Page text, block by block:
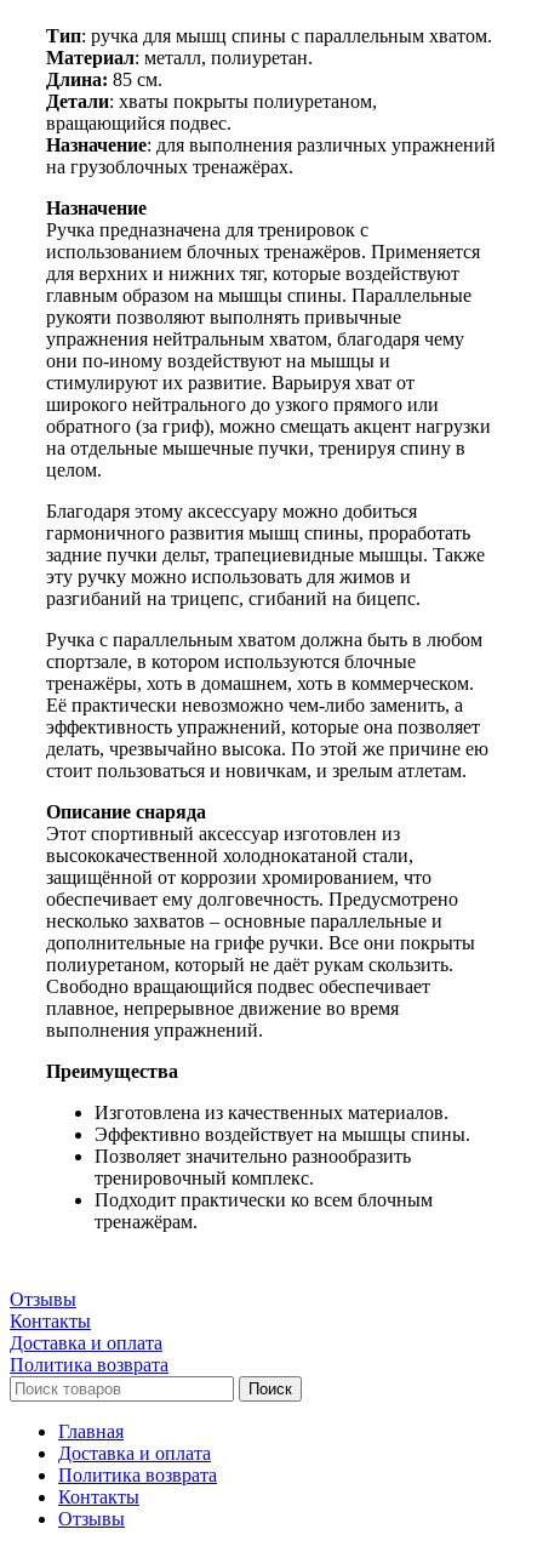
обрезиненная
Тип: ручка для мышц спины с параллельным хватом.
Материал: металл, полиуретан.
Длина: 85 см.
Детали: хваты покрыты полиуретаном,
вращающийся подвес.
Назначение: для выполнения различных упражнений
на грузоблочных тренажёрах.
Назначение
Ручка предназначена для тренировок с
использованием блочных тренажёров. Применяется
для верхних и нижних тяг, которые воздействуют
главным образом на мышцы спины. Параллельные
рукояти позволяют выполнять привычные
упражнения нейтральным хватом, благодаря чему
они по-иному воздействуют на мышцы и
стимулируют их развитие. Варьируя хват от
широкого нейтрального до узкого прямого или
обратного (за гриф), можно смещать акцент нагрузки
на отдельные мышечные пучки, тренируя спину в
целом.
Благодаря этому аксессуару можно добиться
гармоничного развития мышц спины, проработать
задние пучки дельт, трапециевидные мышцы. Также
эту ручку можно использовать для жимов и
разгибаний на трицепс, сгибаний на бицепс.
Ручка с параллельным хватом должна быть в любом
спортзале, в котором используются блочные
тренажёры, хоть в домашнем, хоть в коммерческом.
Её практически невозможно чем-либо заменить, а
эффективность упражнений, которые она позволяет
делать, чрезвычайно высока. По этой же причине ею
стоит пользоваться и новичкам, и зрелым атлетам.
Описание снаряда
Этот спортивный аксессуар изготовлен из
высококачественной холоднокатаной стали,
защищённой от коррозии хромированием, что
обеспечивает ему долговечность. Предусмотрено
несколько захватов – основные параллельные и
дополнительные на грифе ручки. Все они покрыты
полиуретаном, который не даёт рукам скользить.
Свободно вращающийся подвес обеспечивает
плавное, непрерывное движение во время
выполнения упражнений.
Преимущества
Изготовлена из качественных материалов.
Эффективно воздействует на мышцы спины.
Позволяет значительно разнообразить
тренировочный комплекс.
Подходит практически ко всем блочным
тренажёрам.
Отзывы
Контакты
Доставка и оплата
Политика возврата
Поиск
Главная
Доставка и оплата
Политика возврата
Контакты
Отзывы